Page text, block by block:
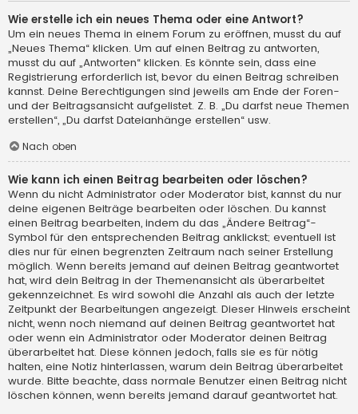
Wie erstelle ich ein neues Thema oder eine Antwort?
Um ein neues Thema in einem Forum zu eröffnen, musst du auf
„Neues Thema“ klicken. Um auf einen Beitrag zu antworten,
musst du auf „Antworten“ klicken. Es könnte sein, dass eine
Registrierung erforderlich ist, bevor du einen Beitrag schreiben
kannst. Deine Berechtigungen sind jeweils am Ende der Foren-
und der Beitragsansicht aufgelistet. Z. B. „Du darfst neue Themen
erstellen“, „Du darfst Dateianhänge erstellen“ usw.
Nach oben
Wie kann ich einen Beitrag bearbeiten oder löschen?
Wenn du nicht Administrator oder Moderator bist, kannst du nur
deine eigenen Beiträge bearbeiten oder löschen. Du kannst
einen Beitrag bearbeiten, indem du das „Ändere Beitrag“-
Symbol für den entsprechenden Beitrag anklickst; eventuell ist
dies nur für einen begrenzten Zeitraum nach seiner Erstellung
möglich. Wenn bereits jemand auf deinen Beitrag geantwortet
hat, wird dein Beitrag in der Themenansicht als überarbeitet
gekennzeichnet. Es wird sowohl die Anzahl als auch der letzte
Zeitpunkt der Bearbeitungen angezeigt. Dieser Hinweis erscheint
nicht, wenn noch niemand auf deinen Beitrag geantwortet hat
oder wenn ein Administrator oder Moderator deinen Beitrag
überarbeitet hat. Diese können jedoch, falls sie es für nötig
halten, eine Notiz hinterlassen, warum dein Beitrag überarbeitet
wurde. Bitte beachte, dass normale Benutzer einen Beitrag nicht
löschen können, wenn bereits jemand darauf geantwortet hat.